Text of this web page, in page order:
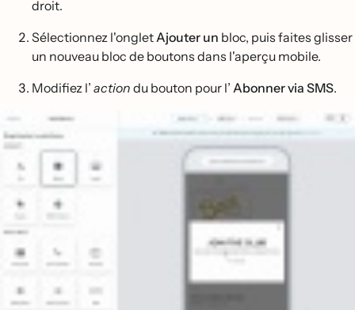
droit.
Sélectionnez l'ongletAjouter un bloc, puis faites glisser
un nouveau bloc de boutons dans l'aperçu mobile.
Modifiez l’ action du bouton pour l’ Abonner via SMS.